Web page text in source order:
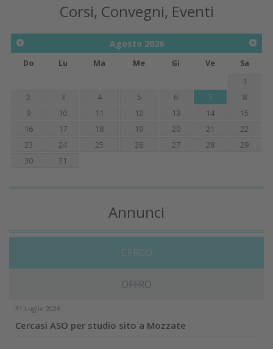
Corsi, Convegni, Eventi
Agosto 2026
Do Lu Ma Me Gi Ve
Sa
1
2
3 4 5 6 7
8
9
10 11 12 13 14
15
16
17 18 19 20 21
22
23
24 25 26 27 28
29
30
31
Annunci
CERCO
OFFRO
31 Luglio 2026
Cercasi ASO per studio sito a Mozzate